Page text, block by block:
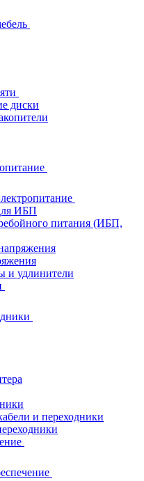
диски
ИБП
питания (ИБП,
и удлинители
и переходники